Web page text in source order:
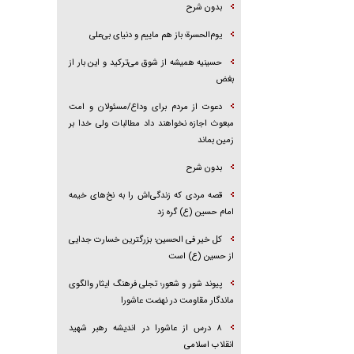
بدون شرح
یوم‌الحسرة؛ باز هم ماییم و دنیای بی‌علی
حسینیه همیشه از شوق می‌ترکید و این بار از
بغض
دعوت از مردم برای وداع/مسئولان و امت
مبعوث اجازه نخواهند داد مطالبات ولی خدا بر
زمین بماند
بدون شرح
قصه مردی که زندگی‌اش را به نخ‌های خیمه
امام حسین (ع) گره زد
کل خیر فی الحسین؛ بزرگترین خسارت جدایی
از حسین (ع) است
پیوند شور و شعور؛ تجلی فرهنگ ایثار والگوی
ماندگار مقاومت در نهضت عاشورا
۸ درس از عاشورا در اندیشه رهبر شهید
انقلاب اسلامی